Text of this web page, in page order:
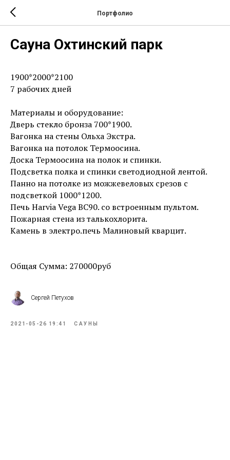
Портфолио
Сауна Охтинский парк
1900*2000*2100
7 рабочих дней
Материалы и оборудование:
Дверь стекло бронза 700*1900.
Вагонка на стены Ольха Экстра.
Вагонка на потолок Термоосина.
Доска Термоосина на полок и спинки.
Подсветка полка и спинки светодиодной лентой.
Панно на потолке из можжевеловых срезов с
подсветкой 1000*1200.
Печь Harvia Vega BC90. со встроенным пультом.
Пожарная стена из талькохлорита.
Камень в электро.печь Малиновый кварцит.
Общая Сумма: 270000руб
Сергей Петухов
2021-05-26 19:41 САУНЫ